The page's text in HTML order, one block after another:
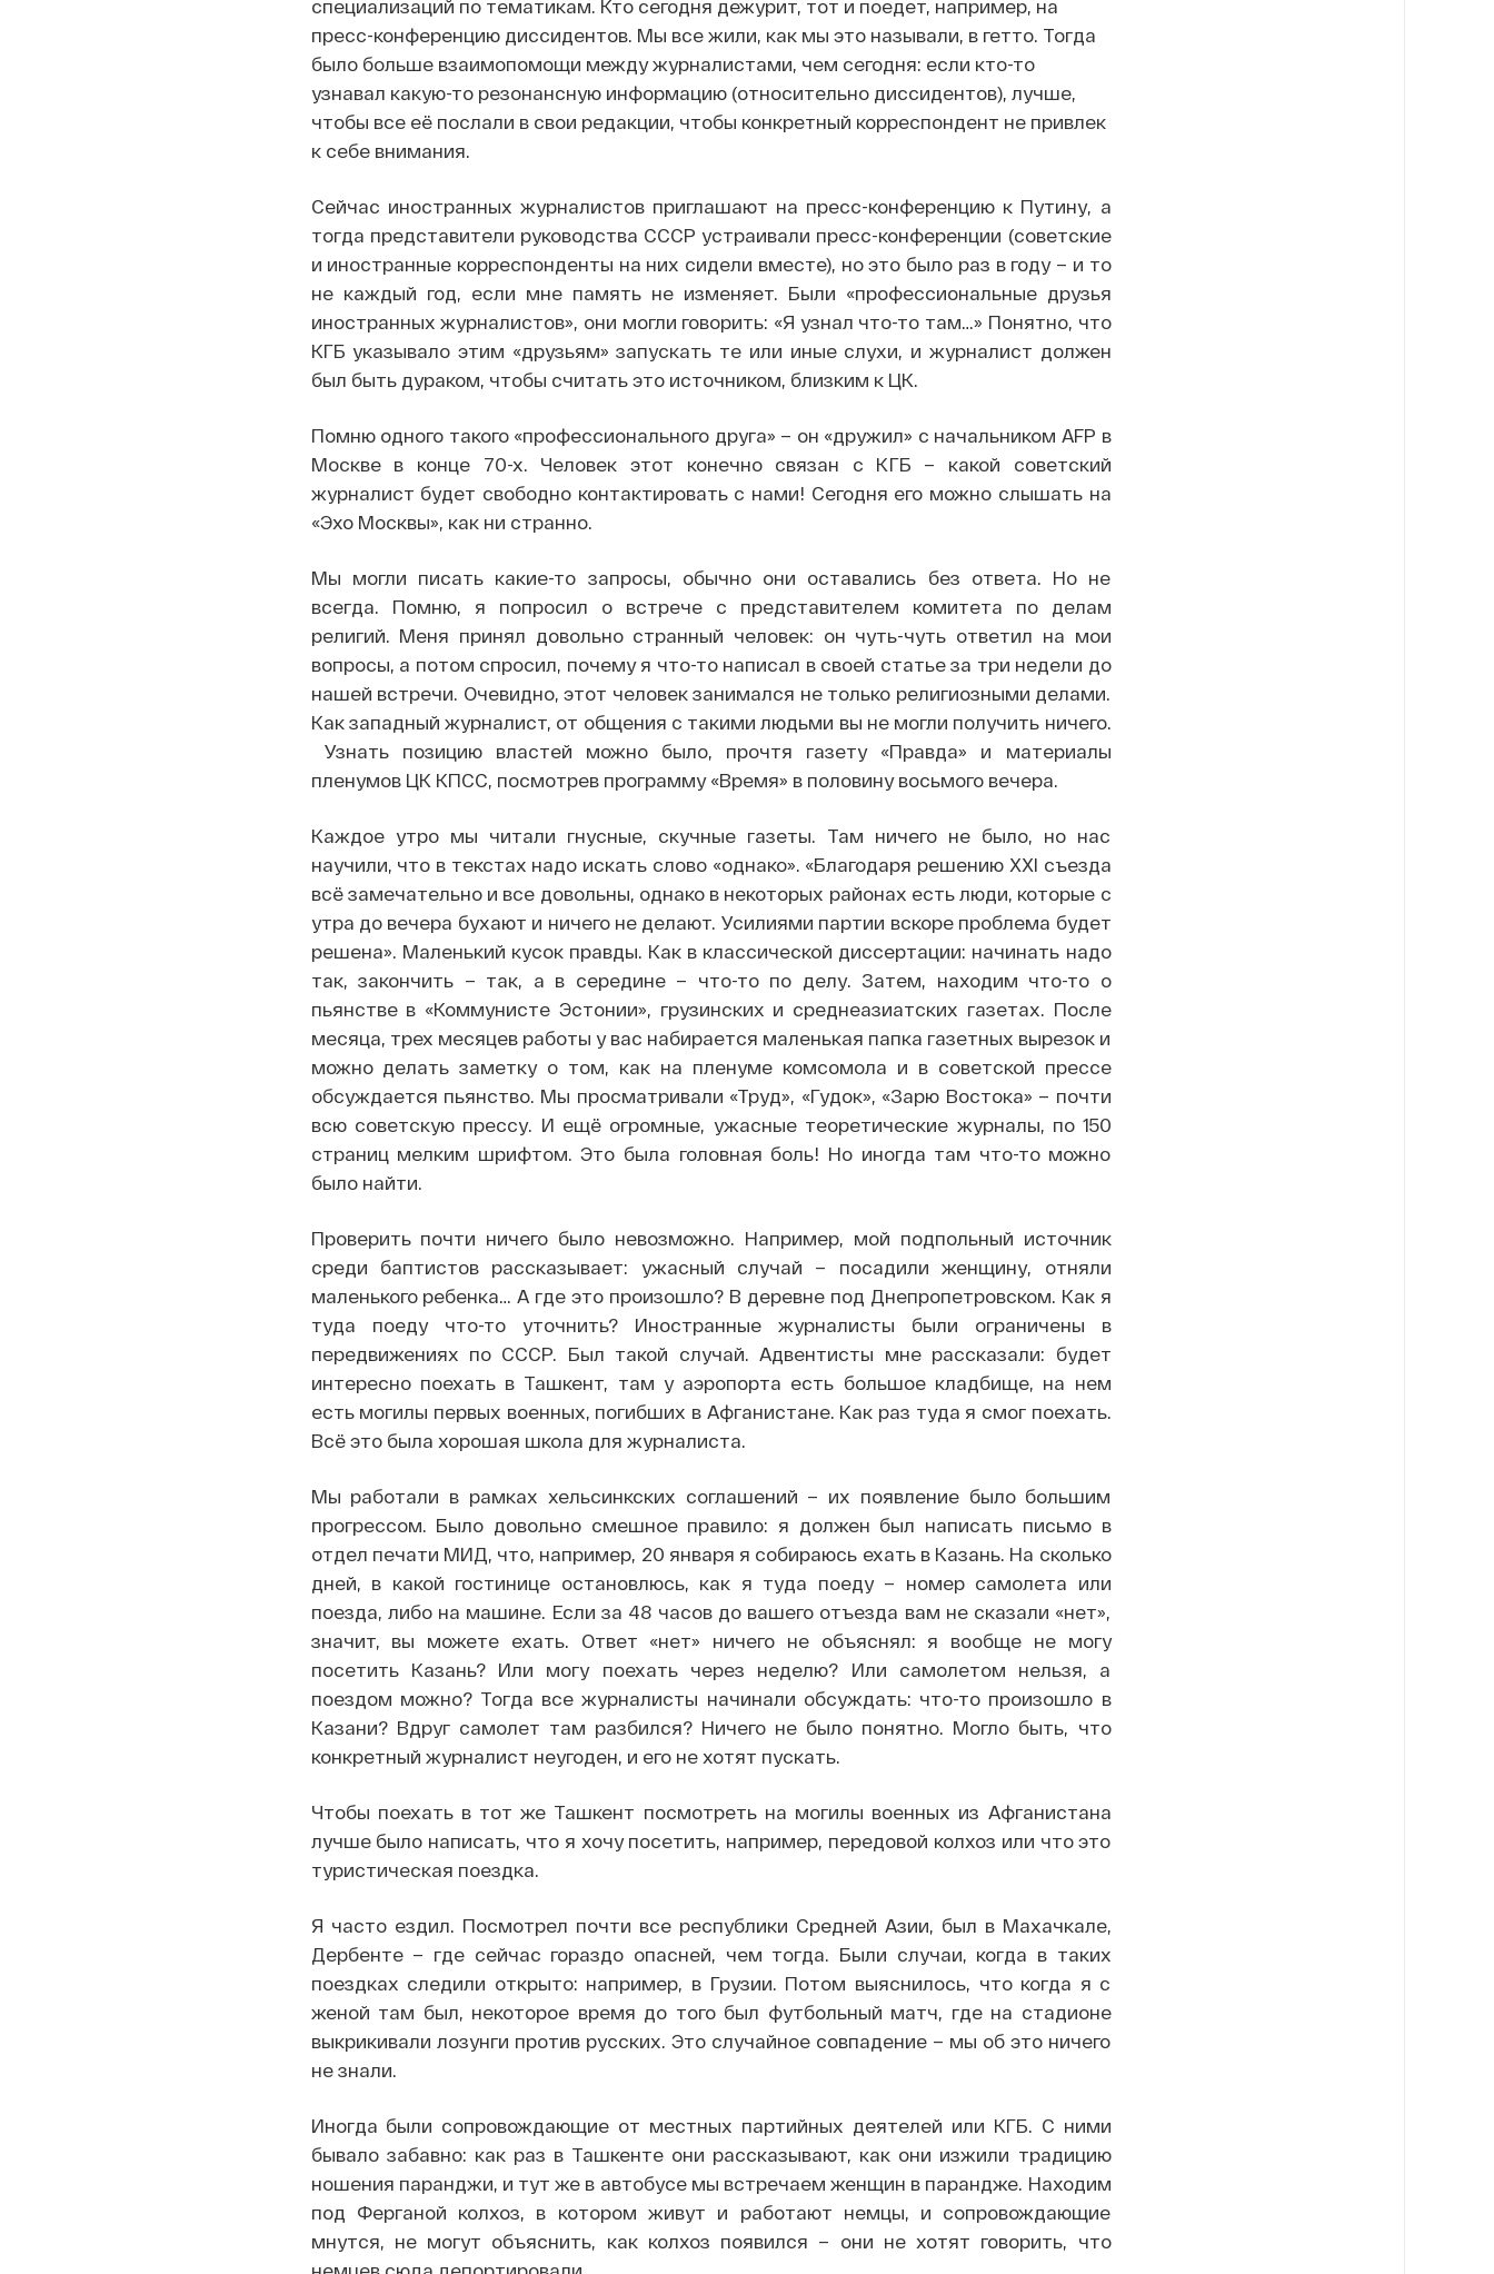
специализаций по тематикам. Кто сегодня дежурит, тот и поедет, например, на
пресс-конференцию диссидентов. Мы все жили, как мы это называли, в гетто. Тогда
было больше взаимопомощи между журналистами, чем сегодня: если кто-то
узнавал какую-то резонансную информацию (относительно диссидентов), лучше,
чтобы все её послали в свои редакции, чтобы конкретный корреспондент не привлек
к себе внимания.
Сейчас иностранных журналистов приглашают на пресс-конференцию к Путину, а
тогда представители руководства СССР устраивали пресс-конференции (советские
и иностранные корреспонденты на них сидели вместе), но это было раз в году – и то
не каждый год, если мне память не изменяет. Были «профессиональные друзья
иностранных журналистов», они могли говорить: «Я узнал что-то там…» Понятно, что
КГБ указывало этим «друзьям» запускать те или иные слухи, и журналист должен
был быть дураком, чтобы считать это источником, близким к ЦК.
Помню одного такого «профессионального друга» – он «дружил» с начальником AFP в
Москве в конце 70-х. Человек этот конечно связан с КГБ – какой советский
журналист будет свободно контактировать с нами! Сегодня его можно слышать на
«Эхо Москвы», как ни странно.
Мы могли писать какие-то запросы, обычно они оставались без ответа. Но не
всегда. Помню, я попросил о встрече с представителем комитета по делам
религий. Меня принял довольно странный человек: он чуть-чуть ответил на мои
вопросы, а потом спросил, почему я что-то написал в своей статье за три недели до
нашей встречи. Очевидно, этот человек занимался не только религиозными делами.
Как западный журналист, от общения с такими людьми вы не могли получить ничего.
Узнать позицию властей можно было, прочтя газету «Правда» и материалы
пленумов ЦК КПСС, посмотрев программу «Время» в половину восьмого вечера.
Каждое утро мы читали гнусные, скучные газеты. Там ничего не было, но нас
научили, что в текстах надо искать слово «однако». «Благодаря решению XXI съезда
всё замечательно и все довольны, однако в некоторых районах есть люди, которые с
утра до вечера бухают и ничего не делают. Усилиями партии вскоре проблема будет
решена». Маленький кусок правды. Как в классической диссертации: начинать надо
так, закончить – так, а в середине – что-то по делу. Затем, находим что-то о
пьянстве в «Коммунисте Эстонии», грузинских и среднеазиатских газетах. После
месяца, трех месяцев работы у вас набирается маленькая папка газетных вырезок и
можно делать заметку о том, как на пленуме комсомола и в советской прессе
обсуждается пьянство. Мы просматривали «Труд», «Гудок», «Зарю Востока» – почти
всю советскую прессу. И ещё огромные, ужасные теоретические журналы, по 150
страниц мелким шрифтом. Это была головная боль! Но иногда там что-то можно
было найти.
Проверить почти ничего было невозможно. Например, мой подпольный источник
среди баптистов рассказывает: ужасный случай – посадили женщину, отняли
маленького ребенка… А где это произошло? В деревне под Днепропетровском. Как я
туда поеду что-то уточнить? Иностранные журналисты были ограничены в
передвижениях по СССР. Был такой случай. Адвентисты мне рассказали: будет
интересно поехать в Ташкент, там у аэропорта есть большое кладбище, на нем
есть могилы первых военных, погибших в Афганистане. Как раз туда я смог поехать.
Всё это была хорошая школа для журналиста.
Мы работали в рамках хельсинкских соглашений – их появление было большим
прогрессом. Было довольно смешное правило: я должен был написать письмо в
отдел печати МИД, что, например, 20 января я собираюсь ехать в Казань. На сколько
дней, в какой гостинице остановлюсь, как я туда поеду – номер самолета или
поезда, либо на машине. Если за 48 часов до вашего отъезда вам не сказали «нет»,
значит, вы можете ехать. Ответ «нет» ничего не объяснял: я вообще не могу
посетить Казань? Или могу поехать через неделю? Или самолетом нельзя, а
поездом можно? Тогда все журналисты начинали обсуждать: что-то произошло в
Казани? Вдруг самолет там разбился? Ничего не было понятно. Могло быть, что
конкретный журналист неугоден, и его не хотят пускать.
Чтобы поехать в тот же Ташкент посмотреть на могилы военных из Афганистана
лучше было написать, что я хочу посетить, например, передовой колхоз или что это
туристическая поездка.
Я часто ездил. Посмотрел почти все республики Средней Азии, был в Махачкале,
Дербенте – где сейчас гораздо опасней, чем тогда. Были случаи, когда в таких
поездках следили открыто: например, в Грузии. Потом выяснилось, что когда я с
женой там был, некоторое время до того был футбольный матч, где на стадионе
выкрикивали лозунги против русских. Это случайное совпадение – мы об это ничего
не знали.
Иногда были сопровождающие от местных партийных деятелей или КГБ. С ними
бывало забавно: как раз в Ташкенте они рассказывают, как они изжили традицию
ношения паранджи, и тут же в автобусе мы встречаем женщин в парандже. Находим
под Ферганой колхоз, в котором живут и работают немцы, и сопровождающие
мнутся, не могут объяснить, как колхоз появился – они не хотят говорить, что
немцев сюда депортировали.